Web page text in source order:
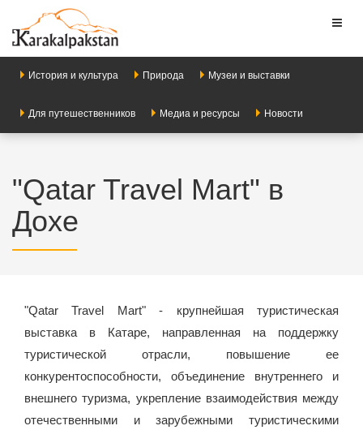
История и культура Природа Музеи и выставки
Для путешественников Медиа и ресурсы Новости
"Qatar Travel Mart" в
Дохе
"Qatar Travel Mart" - крупнейшая туристическая
выставка в Катаре, направленная на поддержку
туристической отрасли, повышение ее
конкурентоспособности, объединение внутреннего и
внешнего туризма, укрепление взаимодействия между
отечественными и зарубежными туристическими